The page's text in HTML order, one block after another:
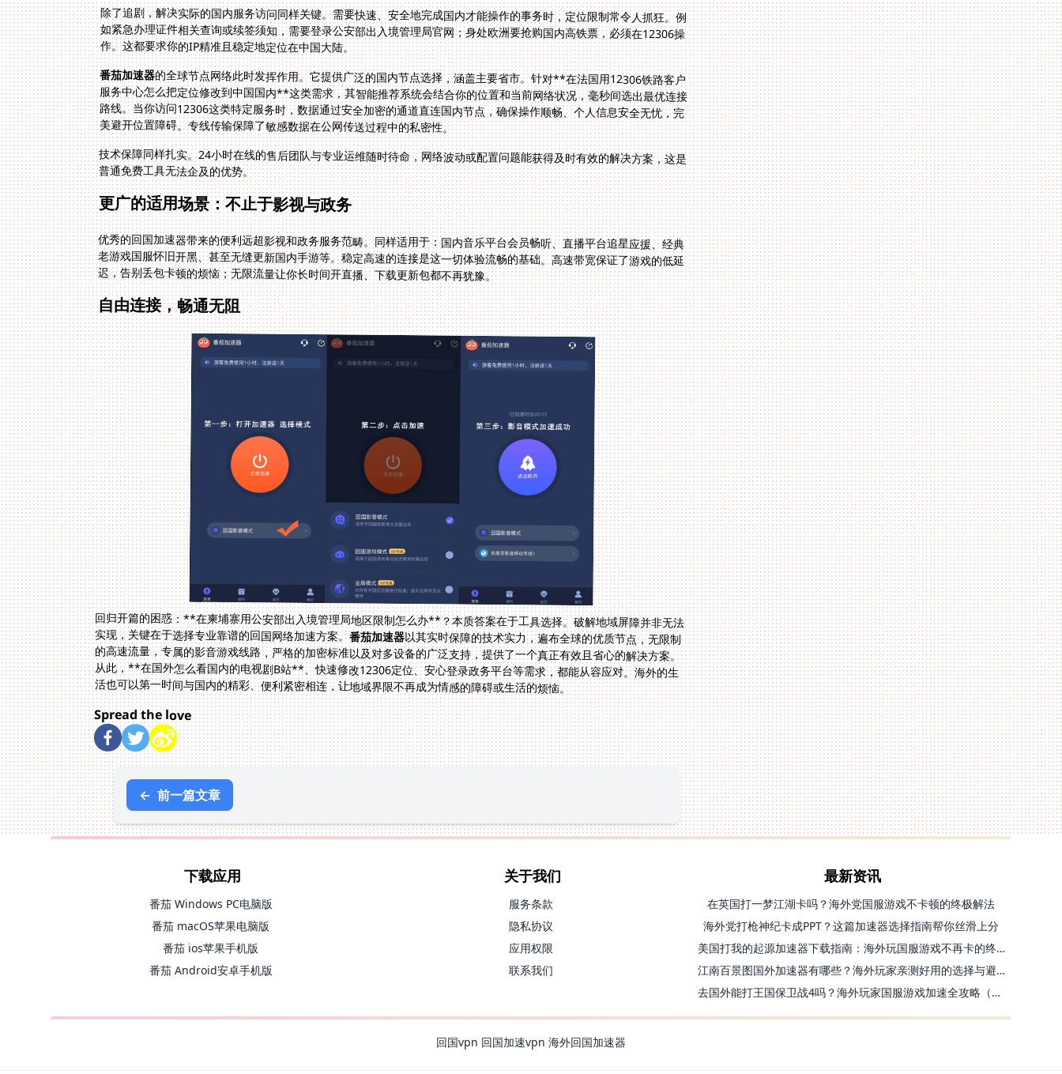
除了追剧，解决实际的国内服务访问同样关键。需要快速、安全地完成国内才能操作的事务时，定位限制常令人抓狂。例
如紧急办理证件相关查询或续签须知，需要登录公安部出入境管理局官网；身处欧洲要抢购国内高铁票，必须在12306操
作。这都要求你的IP精准且稳定地定位在中国大陆。
番茄加速器的全球节点网络此时发挥作用。它提供广泛的国内节点选择，涵盖主要省市。针对**在法国用12306铁路客户
服务中心怎么把定位修改到中国国内**这类需求，其智能推荐系统会结合你的位置和当前网络状况，毫秒间选出最优连接
路线。当你访问12306这类特定服务时，数据通过安全加密的通道直连国内节点，确保操作顺畅、个人信息安全无忧，完
美避开位置障碍。专线传输保障了敏感数据在公网传送过程中的私密性。
技术保障同样扎实。24小时在线的售后团队与专业运维随时待命，网络波动或配置问题能获得及时有效的解决方案，这是
普通免费工具无法企及的优势。
更广的适用场景：不止于影视与政务
优秀的回国加速器带来的便利远超影视和政务服务范畴。同样适用于：国内音乐平台会员畅听、直播平台追星应援、经典
老游戏国服怀旧开黑、甚至无缝更新国内手游等。稳定高速的连接是这一切体验流畅的基础。高速带宽保证了游戏的低延
迟，告别丢包卡顿的烦恼；无限流量让你长时间开直播、下载更新包都不再犹豫。
自由连接，畅通无阻
回归开篇的困惑：**在柬埔寨用公安部出入境管理局地区限制怎么办**？本质答案在于工具选择。破解地域屏障并非无法
实现，关键在于选择专业靠谱的回国网络加速方案。番茄加速器以其实时保障的技术实力，遍布全球的优质节点，无限制
的高速流量，专属的影音游戏线路，严格的加密标准以及对多设备的广泛支持，提供了一个真正有效且省心的解决方案。
从此，**在国外怎么看国内的电视剧B站**、快速修改12306定位、安心登录政务平台等需求，都能从容应对。海外的生
活也可以第一时间与国内的精彩、便利紧密相连，让地域界限不再成为情感的障碍或生活的烦恼。
Spread the love
← 前一篇文章
下载应用
番茄 Windows PC电脑版
番茄 macOS苹果电脑版
番茄 ios苹果手机版
番茄 Android安卓手机版
关于我们
服务条款
隐私协议
应用权限
联系我们
最新资讯
在英国打一梦江湖卡吗？海外党国服游戏不卡顿的终极解法
海外党打枪神纪卡成PPT？这篇加速器选择指南帮你丝滑上分
美国打我的起源加速器下载指南：海外玩国服游戏不再卡的终极方案
江南百景图国外加速器有哪些？海外玩家亲测好用的选择与避坑指南
去国外能打王国保卫战4吗？海外玩家国服游戏加速全攻略（附公主连结幻想江湖实测）
回国vpn 回国加速vpn 海外回国加速器